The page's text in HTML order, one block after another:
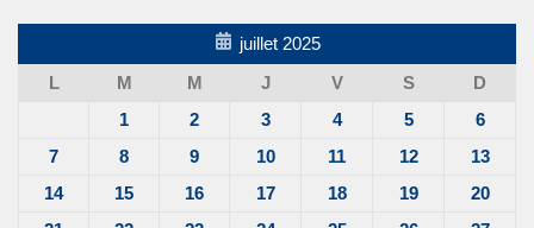
juillet 2025
L
M M J V S
D
1
2 3 4 5
6
7
8 9 10 11 12
13
14
15 16 17 18 19
20